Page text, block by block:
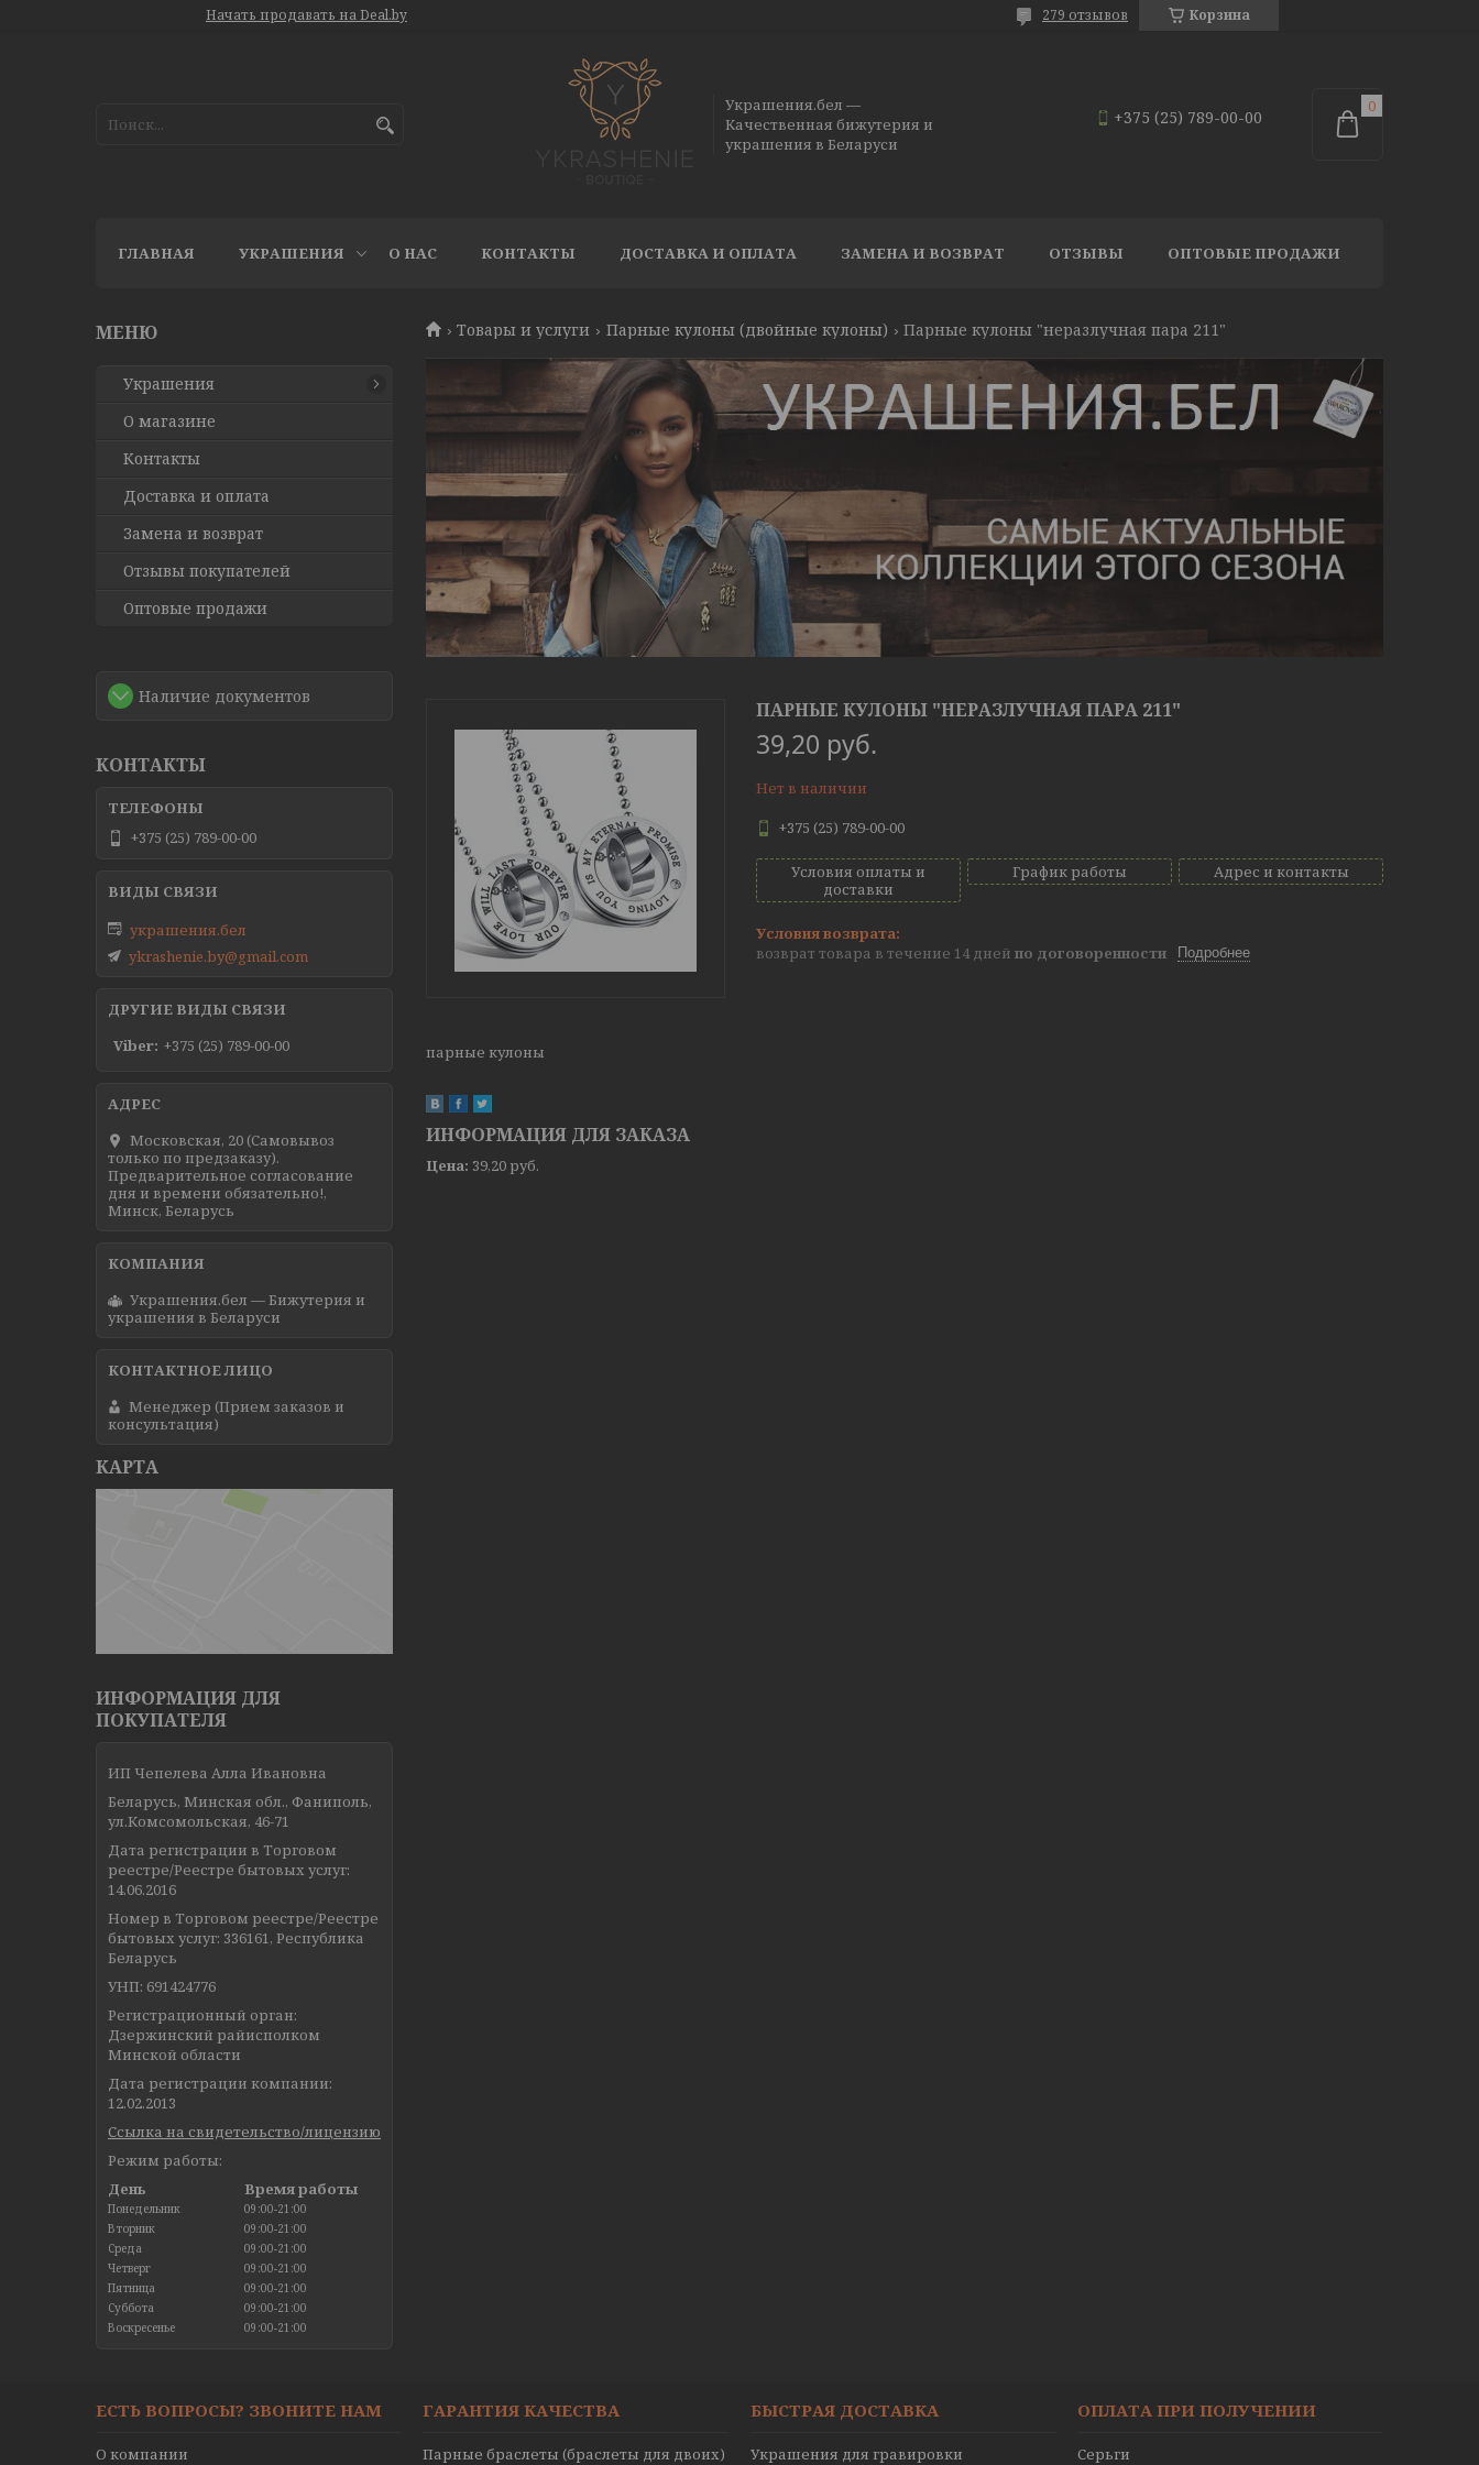
Начать продавать на Deal.by Корзина
279 отзывов
Украшения.бел —
Качественная бижутерия и
украшения в Беларуси
+375 (25) 789-00-00
ГЛАВНАЯ УКРАШЕНИЯ О НАС КОНТАКТЫ ДОСТАВКА И ОПЛАТА ЗАМЕНА И ВОЗВРАТ ОТЗЫВЫ ОПТОВЫЕ ПРОДАЖИ
Товары и услуги Парные кулоны (двойные кулоны) Парные кулоны "неразлучная пара 211"
ПАРНЫЕ КУЛОНЫ "НЕРАЗЛУЧНАЯ ПАРА 211"
39,20 руб.
Нет в наличии
+375 (25) 789-00-00
Условия оплаты и
доставки
График работы Адрес и контакты
возврат товара в течение 14 дней по договоренности Подробнее
парные кулоны
ИНФОРМАЦИЯ ДЛЯ ЗАКАЗА
Цена: 39,20 руб.
Украшения
О магазине
Контакты
Доставка и оплата
Замена и возврат
Отзывы покупателей
Оптовые продажи
Наличие документов
КОНТАКТЫ
+375 (25) 789-00-00
украшения.бел
ykrashenie.by@gmail.com
ДРУГИЕ ВИДЫ СВЯЗИ
Viber +375 (25) 789-00-00
Московская, 20 (Самовывоз
только по предзаказу).
Предварительное согласование
дня и времени обязательно!,
Минск, Беларусь
Украшения.бел — Бижутерия и
украшения в Беларуси
Менеджер (Прием заказов и
консультация)
КАРТА
ИНФОРМАЦИЯ ДЛЯ
ПОКУПАТЕЛЯ
ИП Чепелева Алла Ивановна
Беларусь, Минская обл., Фаниполь,
ул.Комсомольская, 46-71
Дата регистрации в Торговом
реестре/Реестре бытовых услуг:
14.06.2016
Номер в Торговом реестре/Реестре
бытовых услуг: 336161, Республика
Беларусь
УНП: 691424776
Регистрационный орган:
Дзержинский райисполком
Минской области
Дата регистрации компании:
12.02.2013
Ссылка на свидетельство/лицензию
Режим работы:
День
Время работы
Понедельник
09:00-21:00
Вторник
09:00-21:00
Среда
09:00-21:00
Четверг
09:00-21:00
Пятница
09:00-21:00
Суббота
09:00-21:00
Воскресенье
09:00-21:00
ЕСТЬ ВОПРОСЫ? ЗВОНИТЕ НАМ
О компании
ГАРАНТИЯ КАЧЕСТВА
Парные браслеты (браслеты для двоих)
БЫСТРАЯ ДОСТАВКА
Украшения для гравировки
ОПЛАТА ПРИ ПОЛУЧЕНИИ
Серьги